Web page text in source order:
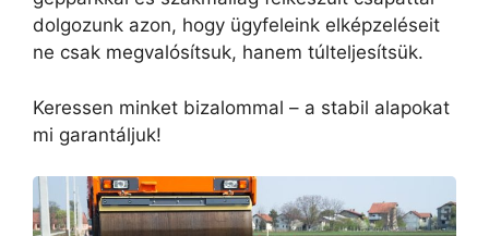
dolgozunk azon, hogy ügyfeleink elképzeléseit
ne csak megvalósítsuk, hanem túlteljesítsük.
Keressen minket bizalommal – a stabil alapokat
mi garantáljuk!